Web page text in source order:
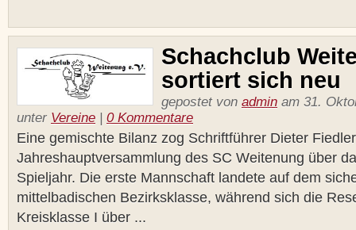
Schachclub
sortiert sich neu
gepostet von admin am 31.
unter Vereine 0 Kommentare
Eine gemischte Bilanz zog Schriftführer Dieter
Jahreshauptversammlung des SC Weitenung über
Spieljahr. Die erste Mannschaft landete auf dem
mittelbadischen Bezirksklasse, während sich die
Kreisklasse I über ...